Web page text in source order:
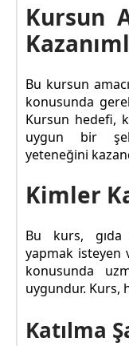
Kursun
Bu kursun
konusunda
Kursun hedefi,
uygun bir
yeteneğini
Kimler
Bu kurs, gıda
yapmak isteyen
konusunda
uygundur. Kurs,
Katılma